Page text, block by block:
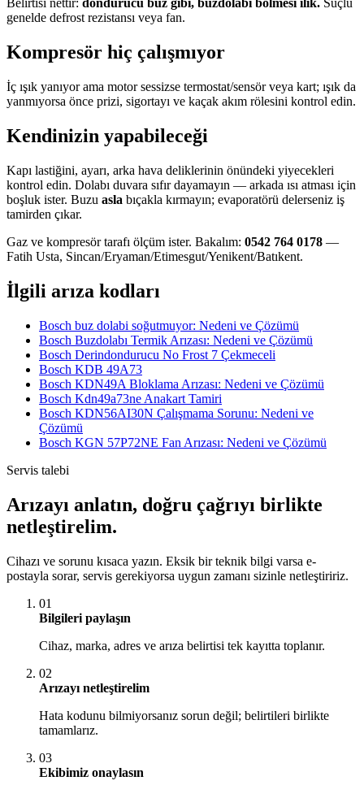
Belirtisi nettir: dondurucu buz gibi, buzdolabı bölmesi ılık. Suçlu
genelde defrost rezistansı veya fan.
Kompresör hiç çalışmıyor
İç ışık yanıyor ama motor sessizse termostat/sensör veya kart; ışık da
yanmıyorsa önce prizi, sigortayı ve kaçak akım rölesini kontrol edin.
Kendinizin yapabileceği
Kapı lastiğini, ayarı, arka hava deliklerinin önündeki yiyecekleri
kontrol edin. Dolabı duvara sıfır dayamayın — arkada ısı atması için
boşluk ister. Buzu asla bıçakla kırmayın; evaporatörü delerseniz iş
tamirden çıkar.
Gaz ve kompresör tarafı ölçüm ister. Bakalım: 0542 764 0178 —
Fatih Usta, Sincan/Eryaman/Etimesgut/Yenikent/Batıkent.
İlgili arıza kodları
Bosch buz dolabi soğutmuyor: Nedeni ve Çözümü
Bosch Buzdolabı Termik Arızası: Nedeni ve Çözümü
Bosch Derindondurucu No Frost 7 Çekmeceli
Bosch KDB 49A73
Bosch KDN49A Bloklama Arızası: Nedeni ve Çözümü
Bosch Kdn49a73ne Anakart Tamiri
Bosch KDN56AI30N Çalışmama Sorunu: Nedeni ve
Çözümü
Bosch KGN 57P72NE Fan Arızası: Nedeni ve Çözümü
Servis talebi
Arızayı anlatın, doğru çağrıyı birlikte
netleştirelim.
Cihazı ve sorunu kısaca yazın. Eksik bir teknik bilgi varsa e-
postayla sorar, servis gerekiyorsa uygun zamanı sizinle netleştiririz.
01
Bilgileri paylaşın
Cihaz, marka, adres ve arıza belirtisi tek kayıtta toplanır.
02
Arızayı netleştirelim
Hata kodunu bilmiyorsanız sorun değil; belirtileri birlikte
tamamlarız.
03
Ekibimiz onaylasın